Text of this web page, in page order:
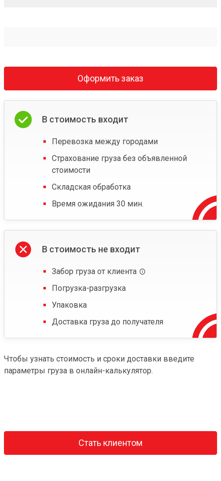
Оформить заказ
В стоимость входит
Перевозка между городами
Страхование груза без объявленной
стоимости
Складская обработка
Время ожидания 30 мин.
В стоимость не входит
Забор груза от клиента
Погрузка-разгрузка
Упаковка
Доставка груза до получателя
Чтобы узнать стоимость и сроки доставки введите
параметры груза в онлайн-калькулятор.
Стать клиентом